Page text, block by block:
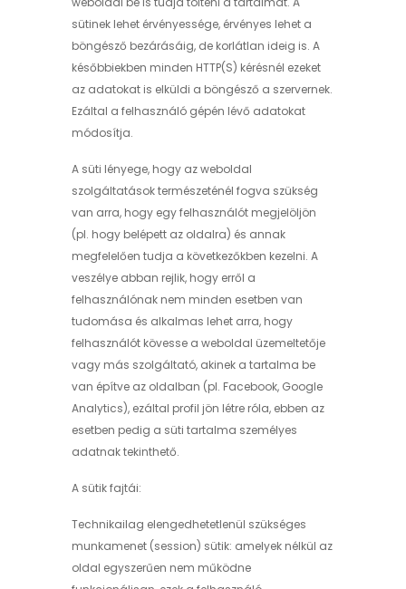
sütinek lehet érvényessége, érvényes lehet a
böngésző bezárásáig, de korlátlan ideig is. A
későbbiekben minden HTTP(S) kérésnél ezeket
az adatokat is elküldi a böngésző a szervernek.
Ezáltal a felhasználó gépén lévő adatokat
módosítja.
A süti lényege, hogy az weboldal
szolgáltatások természeténél fogva szükség
van arra, hogy egy felhasználót megjelöljön
(pl. hogy belépett az oldalra) és annak
megfelelően tudja a következőkben kezelni. A
veszélye abban rejlik, hogy erről a
felhasználónak nem minden esetben van
tudomása és alkalmas lehet arra, hogy
felhasználót kövesse a weboldal üzemeltetője
vagy más szolgáltató, akinek a tartalma be
van építve az oldalban (pl. Facebook, Google
Analytics), ezáltal profil jön létre róla, ebben az
esetben pedig a süti tartalma személyes
adatnak tekinthető.
A sütik fajtái:
Technikailag elengedhetetlenül szükséges
munkamenet (session) sütik: amelyek nélkül az
oldal egyszerűen nem működne